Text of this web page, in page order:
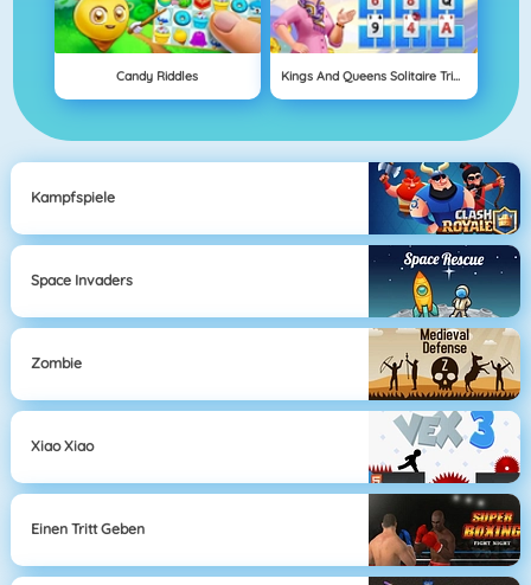
Candy Riddles Kings And Queens Solitaire Tripeaks
Kampfspiele
Space Invaders
Zombie
Xiao Xiao
Einen Tritt Geben